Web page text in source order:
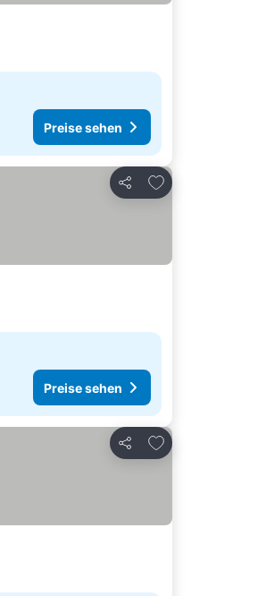
Preise sehen
Teilen
Zu Favoriten
Preise sehen
Teilen
Zu Favoriten